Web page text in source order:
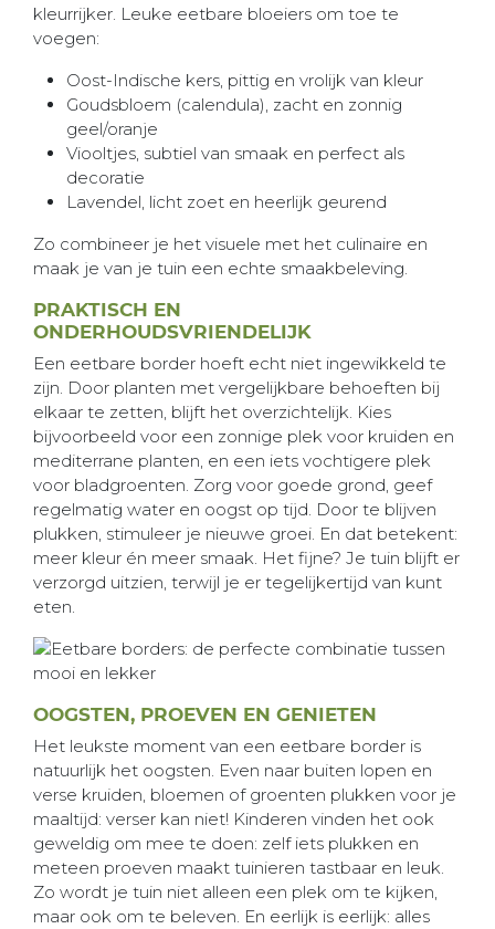
kleurrijker. Leuke eetbare bloeiers om toe te
voegen:
Oost-Indische kers, pittig en vrolijk van kleur
Goudsbloem (calendula), zacht en zonnig
geel/oranje
Viooltjes, subtiel van smaak en perfect als
decoratie
Lavendel, licht zoet en heerlijk geurend
Zo combineer je het visuele met het culinaire en
maak je van je tuin een echte smaakbeleving.
PRAKTISCH EN
ONDERHOUDSVRIENDELIJK
Een eetbare border hoeft echt niet ingewikkeld te
zijn. Door planten met vergelijkbare behoeften bij
elkaar te zetten, blijft het overzichtelijk. Kies
bijvoorbeeld voor een zonnige plek voor kruiden en
mediterrane planten, en een iets vochtigere plek
voor bladgroenten. Zorg voor goede grond, geef
regelmatig water en oogst op tijd. Door te blijven
plukken, stimuleer je nieuwe groei. En dat betekent:
meer kleur én meer smaak. Het fijne? Je tuin blijft er
verzorgd uitzien, terwijl je er tegelijkertijd van kunt
eten.
OOGSTEN, PROEVEN EN GENIETEN
Het leukste moment van een eetbare border is
natuurlijk het oogsten. Even naar buiten lopen en
verse kruiden, bloemen of groenten plukken voor je
maaltijd: verser kan niet! Kinderen vinden het ook
geweldig om mee te doen: zelf iets plukken en
meteen proeven maakt tuinieren tastbaar en leuk.
Zo wordt je tuin niet alleen een plek om te kijken,
maar ook om te beleven. En eerlijk is eerlijk: alles